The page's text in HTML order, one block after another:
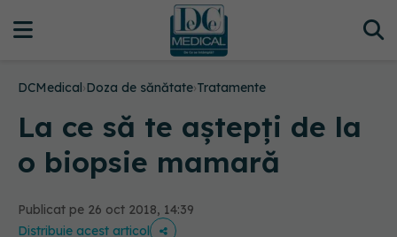
DCMedical›Doza de sănătate›Tratamente
La ce să te aștepți de la
o biopsie mamară
Publicat pe 26 oct 2018, 14:39
Distribuie acest articol